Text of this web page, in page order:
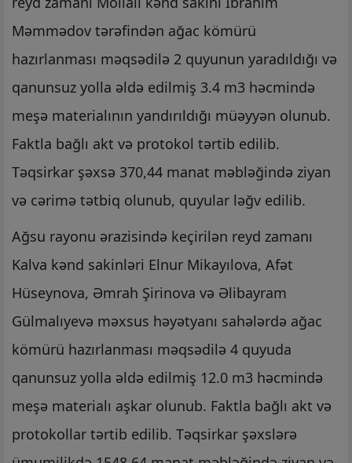
Məmmədov tərəfindən ağac kömürü
hazırlanması məqsədilə 2 quyunun yaradıldığı və
qanunsuz yolla əldə edilmiş 3.4 m3 həcmində
meşə materialının yandırıldığı müəyyən olunub.
Faktla bağlı akt və protokol tərtib edilib.
Təqsirkar şəxsə 370,44 manat məbləğində ziyan
və cərimə tətbiq olunub, quyular ləğv edilib.
Ağsu rayonu ərazisində keçirilən reyd zamanı
Kalva kənd sakinləri Elnur Mikayılova, Afət
Hüseynova, Əmrah Şirinova və Əlibayram
Gülmalıyevə məxsus həyətyanı sahələrdə ağac
kömürü hazırlanması məqsədilə 4 quyuda
qanunsuz yolla əldə edilmiş 12.0 m3 həcmində
meşə materialı aşkar olunub. Faktla bağlı akt və
protokollar tərtib edilib. Təqsirkar şəxslərə